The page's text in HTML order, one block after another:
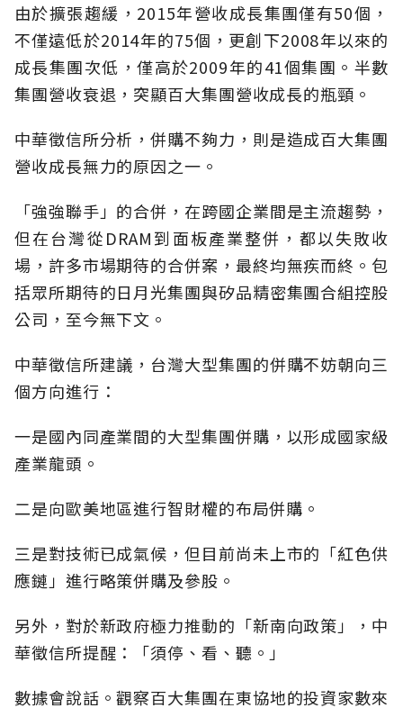
由於擴張趨緩，2015年營收成長集團僅有50個，
不僅遠低於2014年的75個，更創下2008年以來的
成長集團次低，僅高於2009年的41個集團。半數
集團營收衰退，突顯百大集團營收成長的瓶頸。
中華徵信所分析，併購不夠力，則是造成百大集團
營收成長無力的原因之一。
「強強聯手」的合併，在跨國企業間是主流趨勢，
但在台灣從DRAM到面板產業整併，都以失敗收
場，許多市場期待的合併案，最終均無疾而終。包
括眾所期待的日月光集團與矽品精密集團合組控股
公司，至今無下文。
中華徵信所建議，台灣大型集團的併購不妨朝向三
個方向進行：
一是國內同產業間的大型集團併購，以形成國家級
產業龍頭。
二是向歐美地區進行智財權的布局併購。
三是對技術已成氣候，但目前尚未上市的「紅色供
應鏈」進行略策併購及參股。
另外，對於新政府極力推動的「新南向政策」，中
華徵信所提醒：「須停、看、聽。」
數據會說話。觀察百大集團在東協地的投資家數來